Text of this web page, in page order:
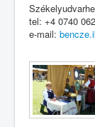
tel: +4 0740
e-mail: